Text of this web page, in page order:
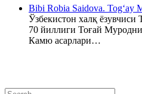
Bibi Robia Saidova. Tog‘ay
Ўзбекистон халқ
70 йиллиги Тоғай
Камю асарлари…